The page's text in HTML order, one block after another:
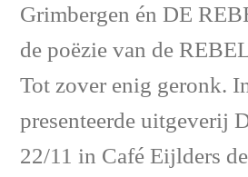
Grimbergen én DE
de poëzie van de
Tot zover enig geronk.
presenteerde uitgeverij
22/11 in Café Eijlders